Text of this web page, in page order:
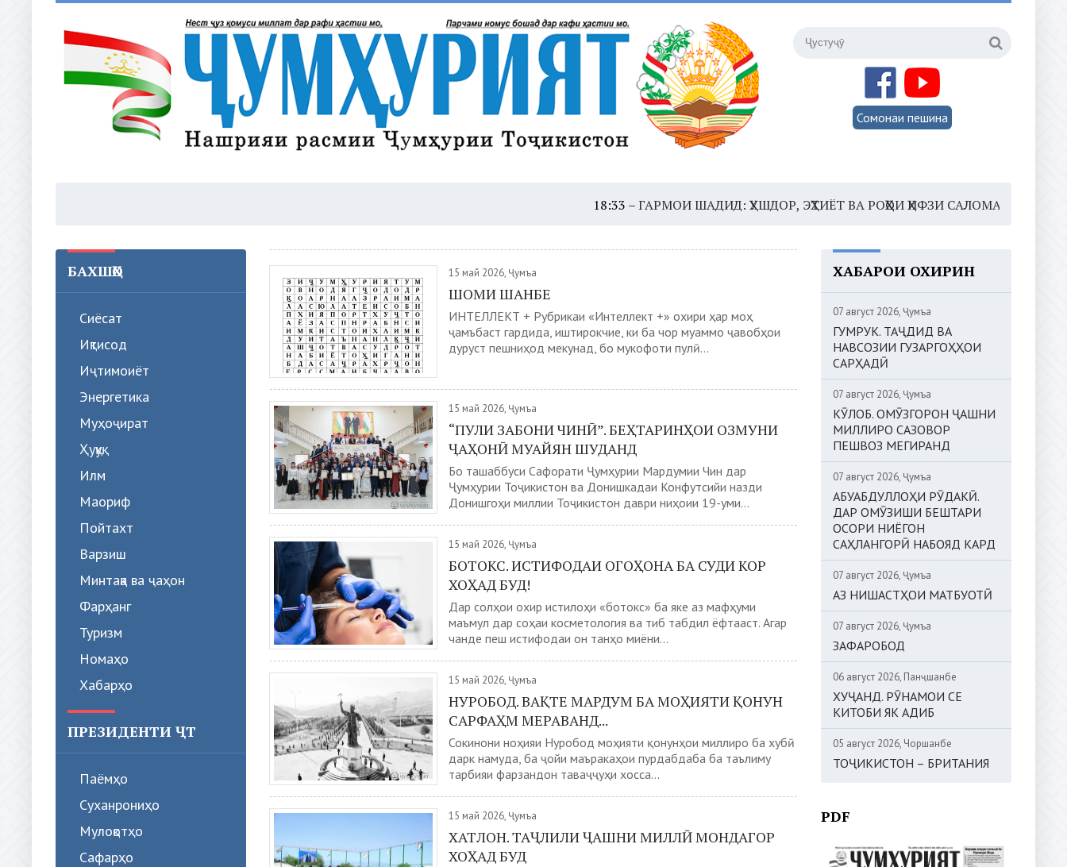
Сомонаи пешина
ГАРМОИ ШАДИД: ҲУШДОР, ЭҲТИЁТ ВА РОҲҲОИ ҲИФЗИ САЛОМАТӢ16:35 –
БАХШҲО
Сиёсат
Иқтисод
Иҷтимоиёт
Энергетика
Муҳоҷират
Ҳуқуқ
Илм
Маориф
Пойтахт
Варзиш
Минтақа ва ҷаҳон
Фарҳанг
Туризм
Номаҳо
Хабарҳо
ПРЕЗИДЕНТИ ҶТ
Паёмҳо
Суханрониҳо
Мулоқотҳо
Сафарҳо
15 май 2026, Ҷумъа
ШОМИ ШАНБЕ
ИНТЕЛЛЕКТ + Рубрикаи «Интеллект +» охири ҳар моҳ
ҷамъбаст гардида, иштирокчие, ки ба чор муаммо ҷавобҳои
дуруст пешниҳод мекунад, бо мукофоти пулӣ...
15 май 2026, Ҷумъа
“ПУЛИ ЗАБОНИ ЧИНӢ”. БЕҲТАРИНҲОИ ОЗМУНИ
ҶАҲОНӢ МУАЙЯН ШУДАНД
Бо ташаббуси Сафорати Ҷумҳурии Мардумии Чин дар
Ҷумҳурии Тоҷикистон ва Донишкадаи Конфутсийи назди
Донишгоҳи миллии Тоҷикистон даври ниҳоии 19-уми...
15 май 2026, Ҷумъа
БОТОКС. ИСТИФОДАИ ОГОҲОНА БА СУДИ КОР
ХОҲАД БУД!
Дар солҳои охир истилоҳи «ботокс» ба яке аз мафҳуми
маъмул дар соҳаи косметология ва тиб табдил ёфтааст. Агар
чанде пеш истифодаи он танҳо миёни...
15 май 2026, Ҷумъа
НУРОБОД. ВАҚТЕ МАРДУМ БА МОҲИЯТИ ҚОНУН
САРФАҲМ МЕРАВАНД...
Сокинони ноҳияи Нуробод моҳияти қонунҳои миллиро ба хубӣ
дарк намуда, ба ҷойи маъракаҳои пурдабдаба ба таълиму
тарбияи фарзандон таваҷҷуҳи хосса...
15 май 2026, Ҷумъа
ХАТЛОН. ТАҶЛИЛИ ҶАШНИ МИЛЛӢ МОНДАГОР
ХОҲАД БУД
ХАБАРҲОИ ОХИРИН
07 август 2026, Ҷумъа
ГУМРУК. ТАҶДИД ВА
НАВСОЗИИ ГУЗАРГОҲҲОИ
САРҲАДӢ
07 август 2026, Ҷумъа
КӮЛОБ. ОМӮЗГОРОН ҶАШНИ
МИЛЛИРО САЗОВОР
ПЕШВОЗ МЕГИРАНД
07 август 2026, Ҷумъа
АБУАБДУЛЛОҲИ РӮДАКӢ.
ДАР ОМӮЗИШИ БЕШТАРИ
ОСОРИ НИЁГОН
САҲЛАНГОРӢ НАБОЯД КАРД
07 август 2026, Ҷумъа
АЗ НИШАСТҲОИ МАТБУОТӢ
07 август 2026, Ҷумъа
ЗАФАРОБОД
06 август 2026, Панҷшанбе
ХУҶАНД. РӮНАМОИ СЕ
КИТОБИ ЯК АДИБ
05 август 2026, Чоршанбе
ТОҶИКИСТОН – БРИТАНИЯ
PDF